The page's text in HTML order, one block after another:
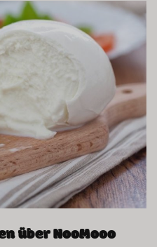
über NooMooo